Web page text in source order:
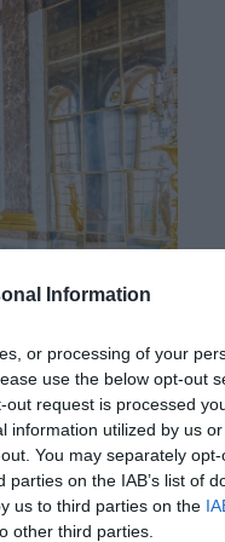
Information
or processing of your
use the below opt-out
request is processed
information utilized by us
You may separately
on the IAB’s list of
us to third parties on the
other third parties.
compte 357 miroirs
royal l’a
et contrôler.
et jusqu’à 10
gardes,